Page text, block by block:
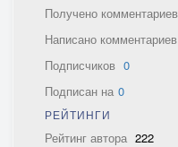
Получено комментариев
Написано комментариев
Подписчиков 0
Подписан на 0
РЕЙТИНГИ
Рейтинг автора 222